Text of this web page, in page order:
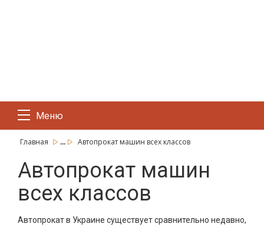
Меню
Главная ... Автопрокат машин всех классов
Автопрокат машин
всех классов
Автопрокат в Украине существует сравнительно недавно,